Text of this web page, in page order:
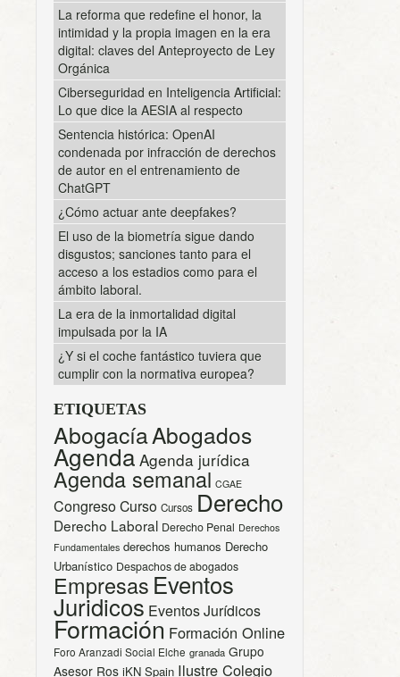
La reforma que redefine el honor, la
intimidad y la propia imagen en la era
digital: claves del Anteproyecto de Ley
Orgánica
Ciberseguridad en Inteligencia Artificial:
Lo que dice la AESIA al respecto
Sentencia histórica: OpenAI
condenada por infracción de derechos
de autor en el entrenamiento de
ChatGPT
¿Cómo actuar ante deepfakes?
El uso de la biometría sigue dando
disgustos; sanciones tanto para el
acceso a los estadios como para el
ámbito laboral.
La era de la inmortalidad digital
impulsada por la IA
¿Y si el coche fantástico tuviera que
cumplir con la normativa europea?
ETIQUETAS
AbogacíaAbogados
Agenda Agenda jurídica
Agenda semanal CGAE
CongresoCurso Cursos Derecho
Derecho Laboral Derecho Penal Derechos
Fundamentales derechos humanos Derecho
Urbanístico Despachos de abogados
Empresas Eventos
Juridicos Eventos Jurídicos
Formación Formación Online
Foro Aranzadi Social Elche granada Grupo
Asesor Ros iKN Spain Ilustre Colegio